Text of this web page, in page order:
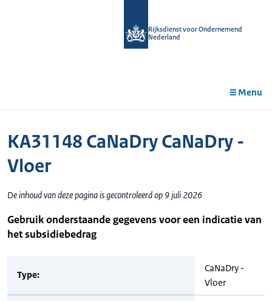
Rijksdienst voor Ondernemend
Nederland
Menu
KA31148 CaNaDry CaNaDry -
Vloer
De inhoud van deze pagina is gecontroleerd op 9 juli 2026
Gebruik onderstaande gegevens voor een indicatie van
het subsidiebedrag
Type:
CaNaDry -
Vloer